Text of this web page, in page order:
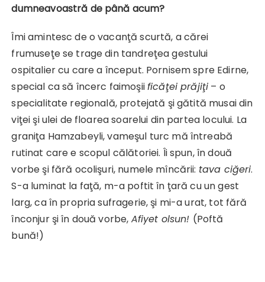
dumneavoastră de până acum?
Îmi amintesc de o vacanţă scurtă, a cărei
frumuseţe se trage din tandreţea gestului
ospitalier cu care a început. Pornisem spre Edirne,
special ca să încerc faimoşiificăţei prăjiţi – o
specialitate regională, protejată şi gătită musai din
viţei şi ulei de floarea soarelui din partea locului. La
graniţa Hamzabeyli, vameşul turc mă întreabă
rutinat care e scopul călătoriei. Îi spun, în două
vorbe şi fără ocolişuri, numele mîncării: tava ciğeri.
S-a luminat la faţă, m-a poftit în ţară cu un gest
larg, ca în propria sufragerie, şi mi-a urat, tot fără
înconjur şi în două vorbe, Afiyet olsun! (Poftă
bună!)